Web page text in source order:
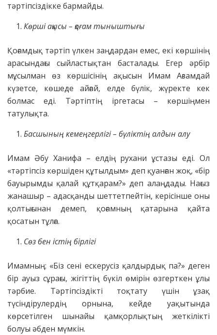
тәртіпсіздікке бармайды.
Көрші ақысы – қоғам тыныштығы
Қоғамдық тәртіп үлкен заңдардан емес, екі көршінің
арасындағы сыйластықтан басталады. Егер әрбір
мұсылман өз көршісінің ақысын Имам Ағзамдай
күзетсе, көшеде айғай, елде бүлік, жүректе кек
болмас еді. Тәртіптің іргетасы – көршіңмен
татулықта.
Басшының кемеңгерлігі – бүліктің алдын алу
Имам Әбу Ханифа – елдің рухани ұстазы еді. Ол
«тәртіпсіз көршіден құтылдым» деп қуанған жоқ, «бір
бауырымды қалай құтқарам?» деп алаңдады. Нағыз
жанашыр – адасқанды шеттетпейтін, керісінше оны
қолтығынан демеп, қоғамның қатарына қайта
қосатын тұлға.
Сөз бен істің бірлігі
Имамның: «Біз сені ескерусіз қалдырдық па?» деген
бір ауыз сұрағы, жігіттің бүкіл өмірін өзгерткен ұлы
тәрбие. Тәртіпсіздікті тоқтату үшін ұзақ
түсіндірулердің орнына, кейде уақытында
көрсетілген шынайы қамқорлықтың жеткілікті
болуы әбден мүмкін.